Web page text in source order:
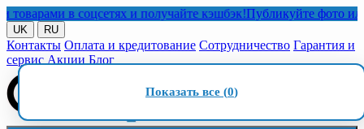
в соцсетях и получайте кэшбэк!Публикуйте фото или
UK RU
Контакты Оплата и кредитование Сотрудничество Гарантия и
сервис Акции Блог
Показать все (0)